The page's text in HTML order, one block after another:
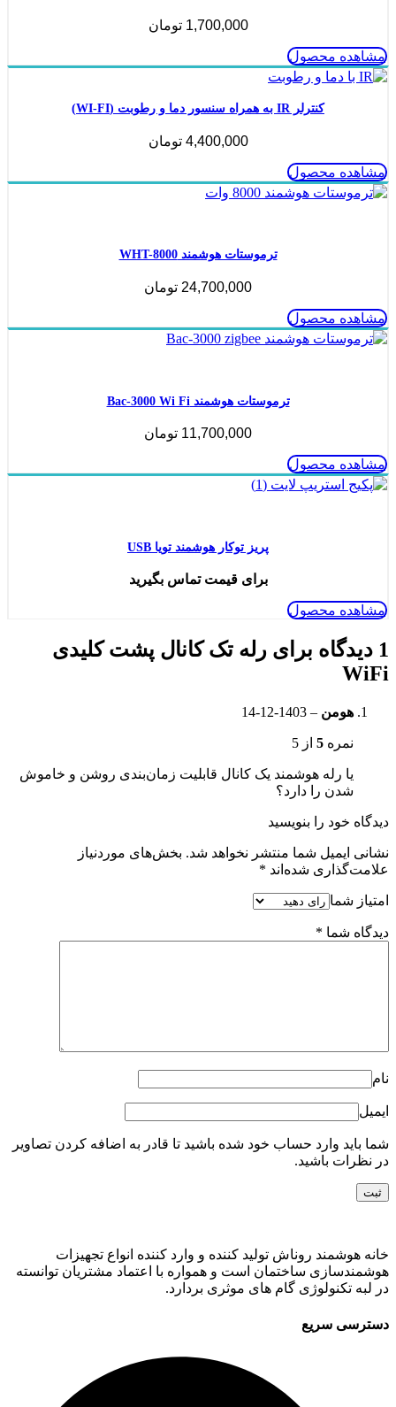
1,700,000 تومان
مشاهده محصول
کنترلر IR به همراه سنسور دما و رطوبت (WI-FI)
4,400,000 تومان
مشاهده محصول
ترموستات هوشمند WHT-8000
24,700,000 تومان
مشاهده محصول
ترموستات هوشمند Bac-3000 Wi Fi
11,700,000 تومان
مشاهده محصول
پریز توکار هوشمند تویا USB
برای قیمت تماس بگیرید
مشاهده محصول
1 دیدگاه برای
رله تک کانال پشت کلیدی
WiFi
هومن –
1403-12-14
نمره 5 از 5
یا رله هوشمند یک کانال قابلیت زمان‌بندی روشن و خاموش
شدن را دارد؟
دیدگاه خود را بنویسید
نشانی ایمیل شما منتشر نخواهد شد. بخش‌های موردنیاز
علامت‌گذاری شده‌اند *
امتیاز شما
دیدگاه شما *
نام
ایمیل
شما باید وارد حساب خود شده باشید تا قادر به اضافه کردن تصاویر
در نظرات باشید.
خانه هوشمند روناش تولید کننده و وارد کننده انواع تجهیزات
هوشمندسازی ساختمان است و همواره با اعتماد مشتریان توانسته
در لبه تکنولوژی گام های موثری بردارد.
دسترسی سریع